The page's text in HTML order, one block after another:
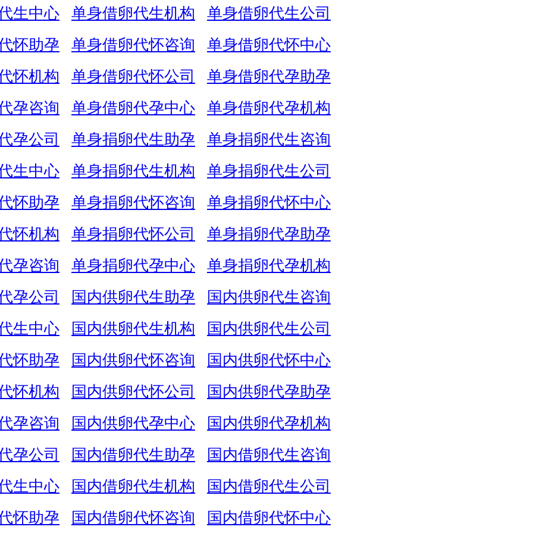
生中心 单身借卵代生机构
单身借卵代生公司
怀助孕
单身借卵代怀咨询
单身借卵代怀中心
怀机构
单身借卵代怀公司
单身借卵代孕助孕
孕咨询
单身借卵代孕中心
单身借卵代孕机构
孕公司
单身捐卵代生助孕
单身捐卵代生咨询
生中心
单身捐卵代生机构
单身捐卵代生公司
怀助孕
单身捐卵代怀咨询
单身捐卵代怀中心
怀机构
单身捐卵代怀公司
单身捐卵代孕助孕
孕咨询
单身捐卵代孕中心
单身捐卵代孕机构
孕公司
国内供卵代生助孕
国内供卵代生咨询
生中心
国内供卵代生机构
国内供卵代生公司
怀助孕
国内供卵代怀咨询
国内供卵代怀中心
怀机构
国内供卵代怀公司
国内供卵代孕助孕
孕咨询
国内供卵代孕中心
国内供卵代孕机构
孕公司
国内借卵代生助孕
国内借卵代生咨询
生中心
国内借卵代生机构
国内借卵代生公司
怀助孕
国内借卵代怀咨询 国内借卵代怀中心